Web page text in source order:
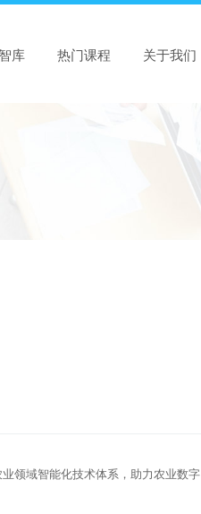
库 热门课程 关于我们
领域智能化技术体系，助力农业数字